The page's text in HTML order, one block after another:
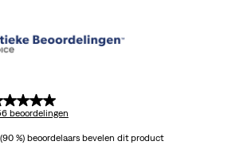
beoordelingen
%) beoordelaars bevelen dit product